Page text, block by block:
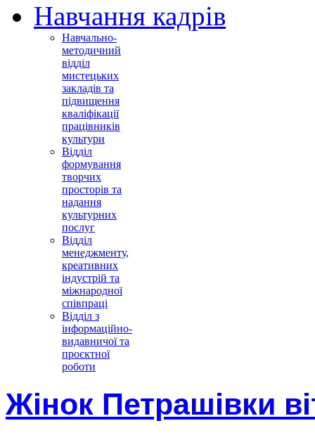
Навчання кадрів
Навчально-
методичний
відділ
мистецьких
закладів та
підвищення
кваліфікації
працівників
культури
Відділ
формування
творчих
просторів та
надання
культурних
послуг
Відділ
менеджменту,
креативних
індустрій та
міжнародної
співпраці
Відділ з
інформаційно-
видавничої та
проєктної
роботи
Жінок Петрашівки